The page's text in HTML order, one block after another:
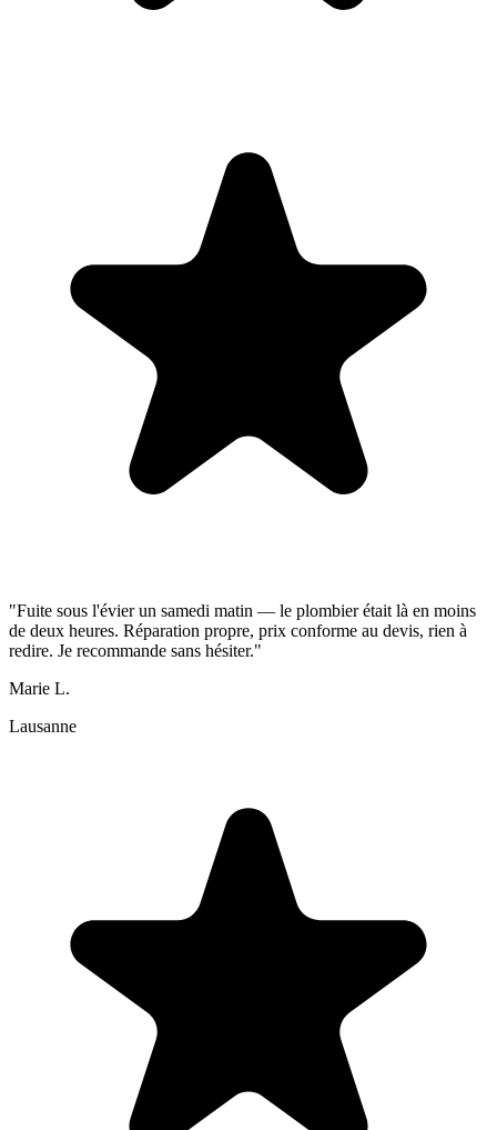
"Fuite sous l'évier un samedi matin — le plombier était là en moins
de deux heures. Réparation propre, prix conforme au devis, rien à
redire. Je recommande sans hésiter."
Marie L.
Lausanne